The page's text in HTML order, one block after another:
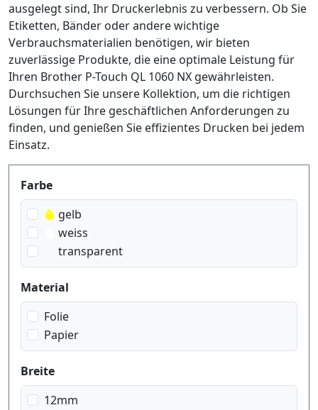
ausgelegt sind, Ihr Druckerlebnis zu verbessern. Ob Sie
Etiketten, Bänder oder andere wichtige
Verbrauchsmaterialien benötigen, wir bieten
zuverlässige Produkte, die eine optimale Leistung für
Ihren Brother P-Touch QL 1060 NX gewährleisten.
Durchsuchen Sie unsere Kollektion, um die richtigen
Lösungen für Ihre geschäftlichen Anforderungen zu
finden, und genießen Sie effizientes Drucken bei jedem
Einsatz.
Produktfilter
Farbe
gelb
weiss
transparent
Material
Folie
Papier
Breite
12mm